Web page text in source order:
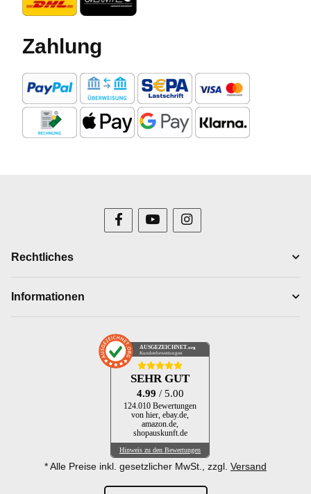
Zahlung
Rechtliches
Informationen
AUSGEZEICHNET .org
Kundenbewertungen
SEHR GUT
4.99 / 5.00
124.010 Bewertungen
von hier, ebay.de,
amazon.de,
shopauskunft.de
Hinweis zu den Bewertungen
* Alle Preise inkl. gesetzlicher MwSt., zzgl. Versand